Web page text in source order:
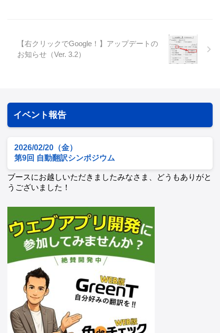
【右クリックでGoogle！】アップデートの
お知らせ（Ver. 3.2）
イベント報告
2026/02/20（金）
第9回 自動翻訳シンポジウム
ブースにお越しいただきましたみなさま、どうもありがと
うございました！